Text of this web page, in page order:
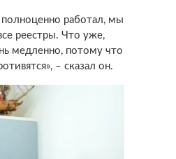
работал, мы
реестры. Что уже,
медленно, потому что
– сказал он.